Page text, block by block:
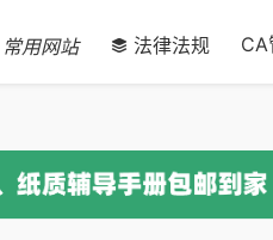
常用网站 法律法规 CA